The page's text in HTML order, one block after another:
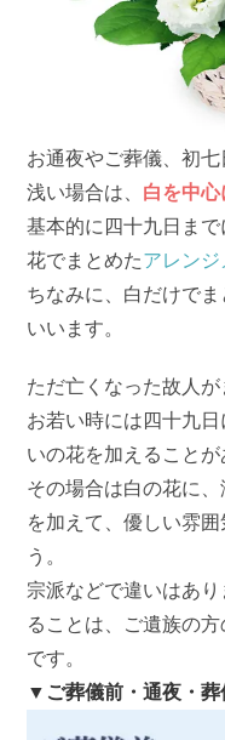
お通夜やご葬儀、初
浅い場合は、 白を中
基本的に四十九日ま
花でまとめたアレンジ
ちなみに、白だけでま
いいます。
ただ亡くなった故人
お若い時には四十九
いの花を加えることが
その場合は白の花に
を加えて、優しい雰
う。
宗派などで違いはあ
ることは、ご遺族の
です。
▼ご葬儀前・通夜・